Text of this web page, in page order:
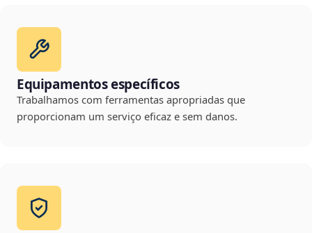
Equipamentos específicos
Trabalhamos com ferramentas apropriadas que
proporcionam um serviço eficaz e sem danos.